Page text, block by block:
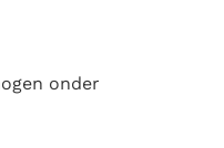
onder